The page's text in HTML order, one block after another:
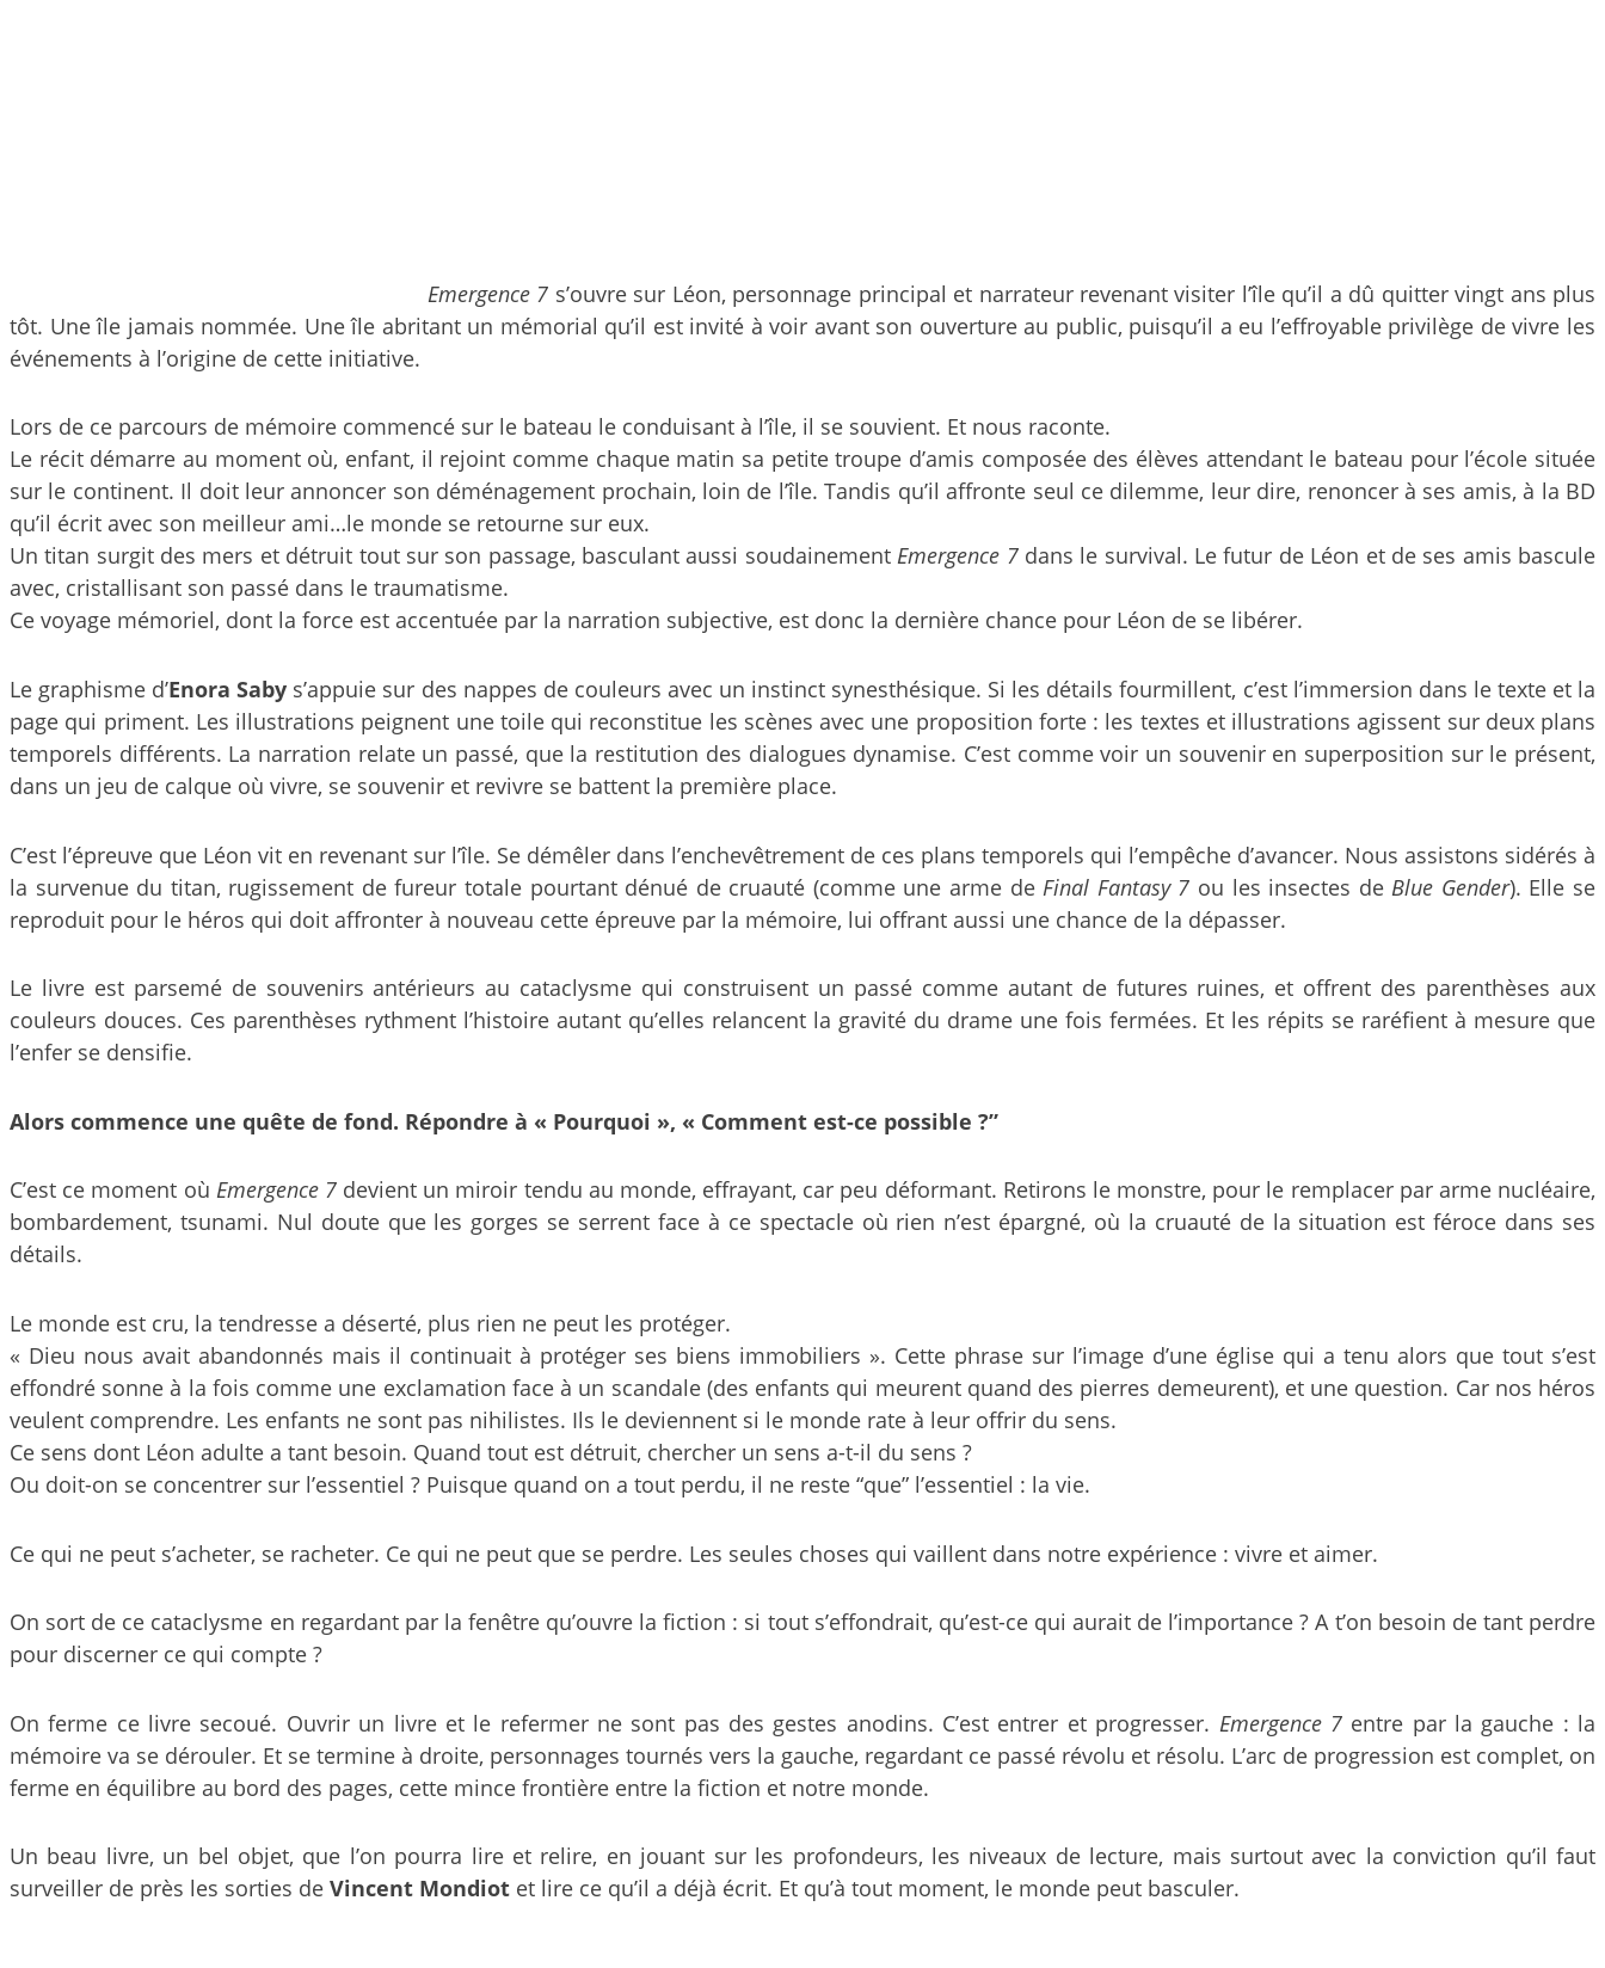
Emergence 7 s’ouvre sur Léon, personnage principal et narrateur revenant visiter l’île qu’il a dû quitter vingt ans plus
tôt. Une île jamais nommée. Une île abritant un mémorial qu’il est invité à voir avant son ouverture au public, puisqu’il a eu l’effroyable privilège de vivre les
événements à l’origine de cette initiative.
Lors de ce parcours de mémoire commencé sur le bateau le conduisant à l’île, il se souvient. Et nous raconte.
Le récit démarre au moment où, enfant, il rejoint comme chaque matin sa petite troupe d’amis composée des élèves attendant le bateau pour l’école située
sur le continent. Il doit leur annoncer son déménagement prochain, loin de l’île. Tandis qu’il affronte seul ce dilemme, leur dire, renoncer à ses amis, à la BD
qu’il écrit avec son meilleur ami…le monde se retourne sur eux.
Un titan surgit des mers et détruit tout sur son passage, basculant aussi soudainementEmergence 7dans le survival. Le futur de Léon et de ses amis bascule
avec, cristallisant son passé dans le traumatisme.
Ce voyage mémoriel, dont la force est accentuée par la narration subjective, est donc la dernière chance pour Léon de se libérer.
Le graphisme d’Enora Saby s’appuie sur des nappes de couleurs avec un instinct synesthésique. Si les détails fourmillent, c’est l’immersion dans le texte et la
page qui priment. Les illustrations peignent une toile qui reconstitue les scènes avec une proposition forte : les textes et illustrations agissent sur deux plans
temporels différents. La narration relate un passé, que la restitution des dialogues dynamise. C’est comme voir un souvenir en superposition sur le présent,
dans un jeu de calque où vivre, se souvenir et revivre se battent la première place.
C’est l’épreuve que Léon vit en revenant sur l’île. Se démêler dans l’enchevêtrement de ces plans temporels qui l’empêche d’avancer. Nous assistons sidérés à
la survenue du titan, rugissement de fureur totale pourtant dénué de cruauté (comme une arme de Final Fantasy 7 ou les insectes de Blue Gender). Elle se
reproduit pour le héros qui doit affronter à nouveau cette épreuve par la mémoire, lui offrant aussi une chance de la dépasser.
Le livre est parsemé de souvenirs antérieurs au cataclysme qui construisent un passé comme autant de futures ruines, et offrent des parenthèses aux
couleurs douces. Ces parenthèses rythment l’histoire autant qu’elles relancent la gravité du drame une fois fermées. Et les répits se raréfient à mesure que
l’enfer se densifie.
Alors commence une quête de fond. Répondre à « Pourquoi », « Comment est-ce possible ?”
C’est ce moment où Emergence 7devient un miroir tendu au monde, effrayant, car peu déformant. Retirons le monstre, pour le remplacer par arme nucléaire,
bombardement, tsunami. Nul doute que les gorges se serrent face à ce spectacle où rien n’est épargné, où la cruauté de la situation est féroce dans ses
détails.
Le monde est cru, la tendresse a déserté, plus rien ne peut les protéger.
« Dieu nous avait abandonnés mais il continuait à protéger ses biens immobiliers ». Cette phrase sur l’image d’une église qui a tenu alors que tout s’est
effondré sonne à la fois comme une exclamation face à un scandale (des enfants qui meurent quand des pierres demeurent), et une question. Car nos héros
veulent comprendre. Les enfants ne sont pas nihilistes. Ils le deviennent si le monde rate à leur offrir du sens.
Ce sens dont Léon adulte a tant besoin. Quand tout est détruit, chercher un sens a-t-il du sens ?
Ou doit-on se concentrer sur l’essentiel ? Puisque quand on a tout perdu, il ne reste “que” l’essentiel : la vie.
Ce qui ne peut s’acheter, se racheter. Ce qui ne peut que se perdre. Les seules choses qui vaillent dans notre expérience : vivre et aimer.
On sort de ce cataclysme en regardant par la fenêtre qu’ouvre la fiction : si tout s’effondrait, qu’est-ce qui aurait de l’importance ? A t’on besoin de tant perdre
pour discerner ce qui compte ?
On ferme ce livre secoué. Ouvrir un livre et le refermer ne sont pas des gestes anodins. C’est entrer et progresser. Emergence 7entre par la gauche : la
mémoire va se dérouler. Et se termine à droite, personnages tournés vers la gauche, regardant ce passé révolu et résolu. L’arc de progression est complet, on
ferme en équilibre au bord des pages, cette mince frontière entre la fiction et notre monde.
Un beau livre, un bel objet, que l’on pourra lire et relire, en jouant sur les profondeurs, les niveaux de lecture, mais surtout avec la conviction qu’il faut
surveiller de près les sorties de Vincent Mondiot et lire ce qu’il a déjà écrit. Et qu’à tout moment, le monde peut basculer.